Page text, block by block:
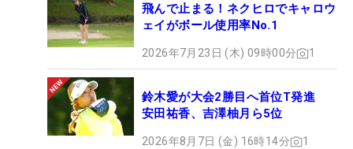
信条だったが、それも今年のプロテストからマネジ
メントを強く意識するようにし、変貌。「あの時と
は（JFEが）違う見え方になってそう」というのも
楽しみにしている点だ。
「（最終プロテストで）受かりたいのはもちろんで
すけど、あまり欲張りたくはない。今、足りない部
飛んで止まる！ネクヒロでキャロウ
ェイがボール使用率No.1
2026年7月23日 (木) 09時00分 1
鈴木愛が大会2勝目へ首位T発進
安田祐香、吉澤柚月ら5位
2026年8月7日 (金) 16時14分 1